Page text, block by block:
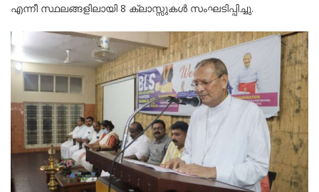
എന്നീ സ്ഥലങ്ങളിലായി 8 ക്ലാസ്സുകൾ സംഘടിപ്പിച്ചു.